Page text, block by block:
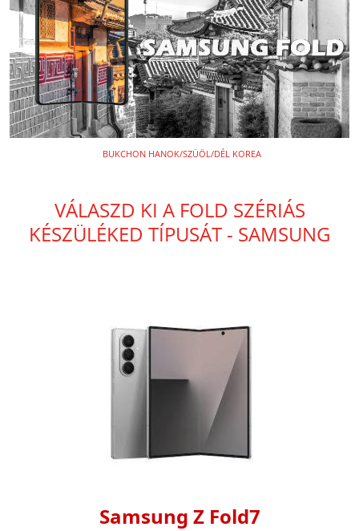
BUKCHON HANOK/SZÜÖL/DÉL KOREA
VÁLASZD KI A FOLD SZÉRIÁS
KÉSZÜLÉKED TÍPUSÁT - SAMSUNG
Samsung Z Fold7